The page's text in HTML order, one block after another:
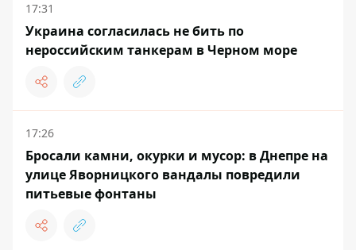
17:31
Украина согласилась не бить по
нероссийским танкерам в Черном море
17:26
Бросали камни, окурки и мусор: в Днепре на
улице Яворницкого вандалы повредили
питьевые фонтаны